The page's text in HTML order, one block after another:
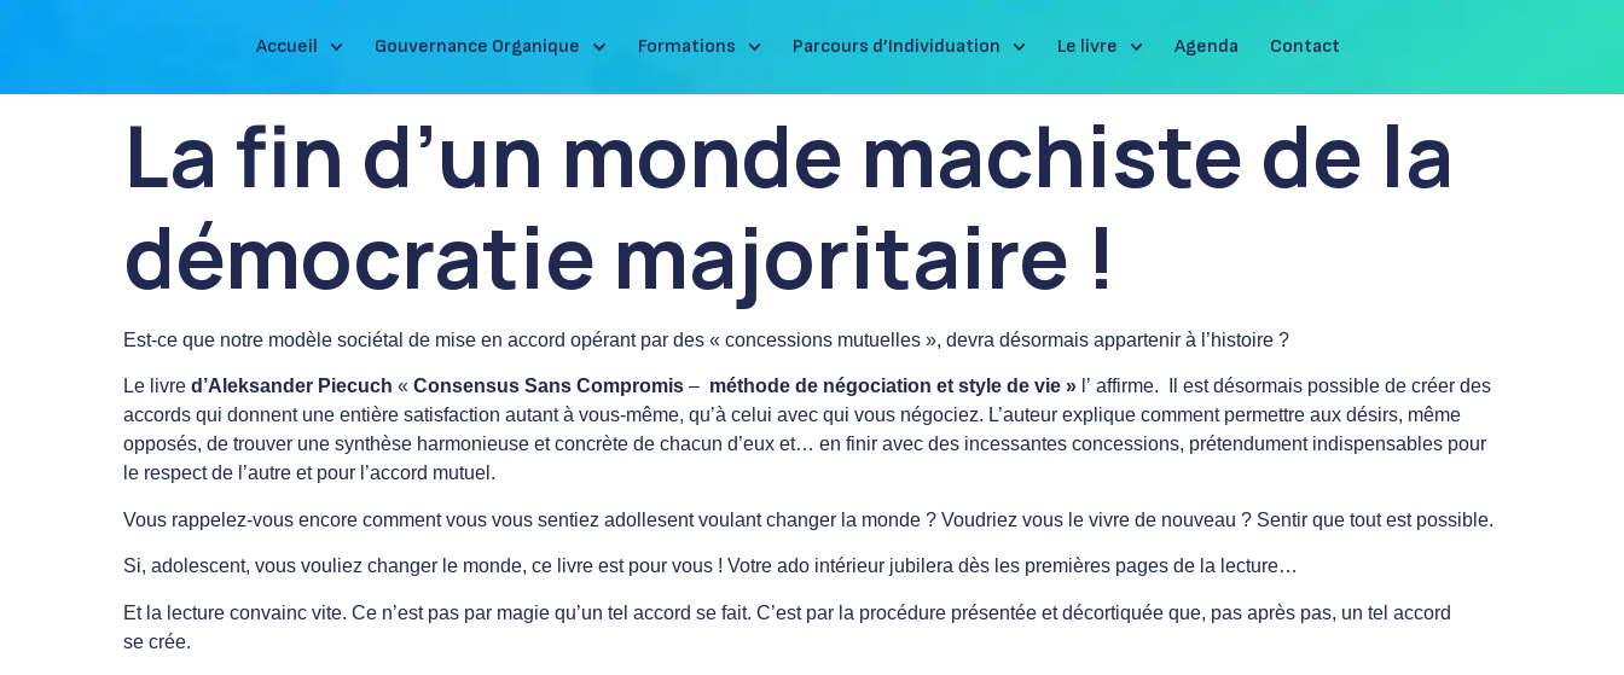
Accueil Gouvernance Organique Formations Parcours d’Individuation Le livre Agenda Contact
La fin d’un monde machiste de la
démocratie majoritaire !
Est-ce que notre modèle sociétal de mise en accord opérant par des « concessions mutuelles », devra désormais appartenir à l’histoire ?
Le livre d’Aleksander Piecuch « Consensus Sans Compromis – méthode de négociation et style de vie » l’ affirme. Il est désormais possible de créer des
accords qui donnent une entière satisfaction autant à vous-même, qu’à celui avec qui vous négociez. L’auteur explique comment permettre aux désirs, même
opposés, de trouver une synthèse harmonieuse et concrète de chacun d’eux et… en finir avec des incessantes concessions, prétendument indispensables pour
le respect de l’autre et pour l’accord mutuel.
Vous rappelez-vous encore comment vous vous sentiez adollesent voulant changer la monde ? Voudriez vous le vivre de nouveau ? Sentir que tout est possible.
Si, adolescent, vous vouliez changer le monde, ce livre est pour vous ! Votre ado intérieur jubilera dès les premières pages de la lecture…
Et la lecture convainc vite. Ce n’est pas par magie qu’un tel accord se fait. C’est par la procédure présentée et décortiquée que, pas après pas, un tel accord
se crée.